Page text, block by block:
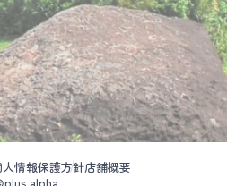
情報保護方針店舗概要